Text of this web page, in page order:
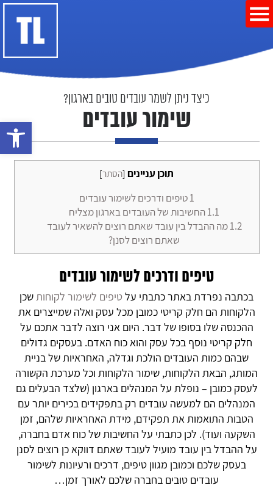
פתח
כיצד ניתן לשמר עובדים טובים בארגון?
שימור עובדים
תוכן עניינים [הסתר]
1טיפים ודרכים לשימור עובדים
1.1החשיבות של העובדים בארגון מצליח
1.2מה ההבדל בין עובד שאתם רוצים להשאיר לעובד
שאתם רוצים לסנן?
טיפים ודרכים לשימור עובדים
בכתבה נפרדת באתר כתבתי על טיפים לשימור לקוחותשכן
הלקוחות הם חלק קריטי כמובן מכל עסק ואלה שמייצרים את
ההכנסה שלו בסופו של דבר. היום אני רוצה לדבר אתכם על
חלק קריטי נוסף בכל עסק והוא כוח האדם. בעסקים גדולים
שבהם כמות העובדים הולכת וגדלה, האחראיות של בניית
המותג, הבאת הלקוחות, שימור הלקוחות וכל מערכת הקשורה
לעסק כמובן – נופלת על המנהלים בארגון (שלצד הבעלים גם
המנהלים הם למעשה עובדים רק בתפקידים בכירים יותר עם
הטבות התואמות את תפקידם, מידת האחראיות שלהם, זמן
השקעה ועוד). לכן כתבתי על החשיבות של כוח אדם בחברה,
על ההבדל בין עובד מועיל לעובד שאתם דווקא כן רוצים לסנן
בעסק שלכם וכמובן מגוון טיפים, דרכים ורעיונות לשימור
עובדים טובים בחברה שלכם לאורך זמן…